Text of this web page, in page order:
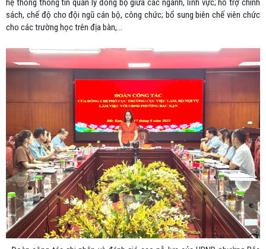
hệ thống thông tin quản lý đồng bộ giữa các ngành, lĩnh vực; hỗ trợ chính
sách, chế độ cho đội ngũ cán bộ, công chức; bổ sung biên chế viên chức
cho các trường học trên địa bàn,…